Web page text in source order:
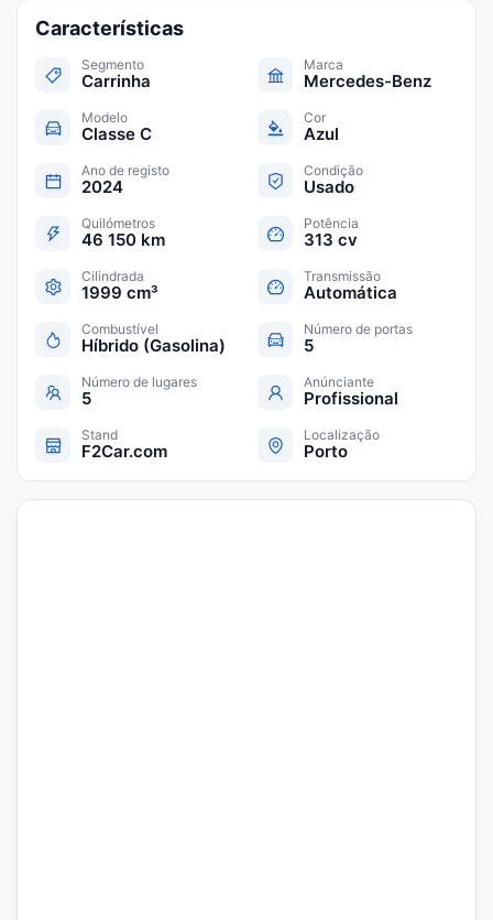
Características
Segmento
Carrinha
Marca
Mercedes-Benz
Modelo
Classe C
Cor
Azul
Ano de registo
2024
Condição
Usado
Quilómetros
46 150 km
Potência
313 cv
Cilindrada
1999 cm³
Transmissão
Automática
Combustível
Híbrido (Gasolina)
Número de portas
5
Número de lugares
5
Anúnciante
Profissional
Stand
F2Car.com
Localização
Porto